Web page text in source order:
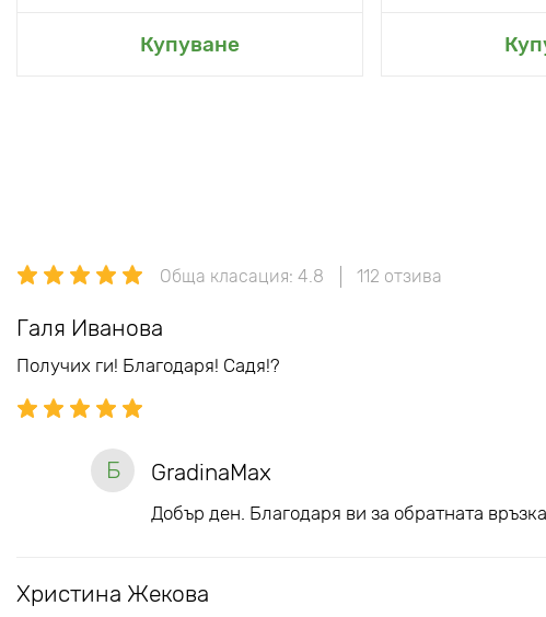
Купуване
Обща класация: 4.8 112 отзива
Галя Иванова
Получих ги! Благодаря! Садя!?
Б GradinaMax
Добър ден. Благодаря ви за обратната
Христина Жекова